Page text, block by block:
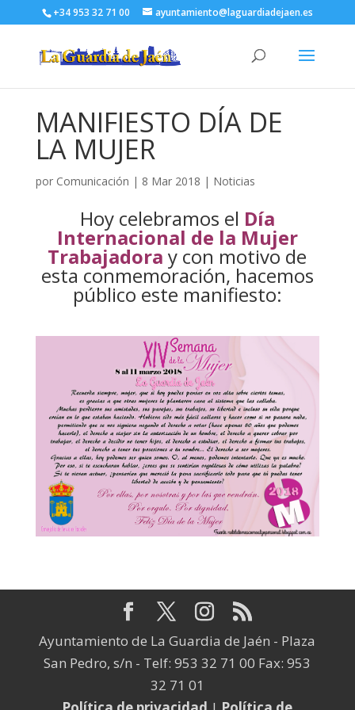
+34 953 32 71 00 ayuntamiento@laguardiadejaen.es
MANIFIESTO DÍA DE
LA MUJER
por Comunicación | 8 Mar 2018 | Noticias
Hoy celebramos el Día
Internacional de la Mujer
Trabajadora y con motivo de
esta conmemoración, hacemos
público este manifiesto:
Ayuntamiento de La Guardia de Jaén - Plaza
San Pedro, s/n - Telf: 953 32 71 00 Fax: 953
32 71 01